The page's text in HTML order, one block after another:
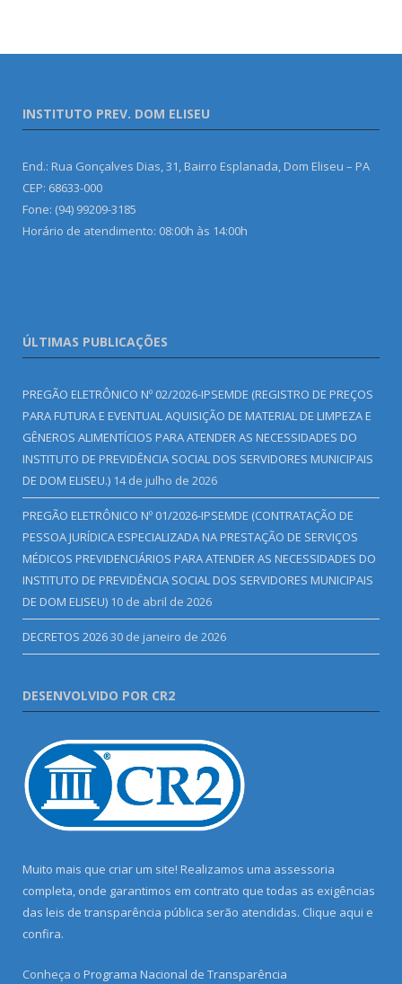
INSTITUTO PREV. DOM ELISEU
End.: Rua Gonçalves Dias, 31, Bairro Esplanada, Dom Eliseu – PA
CEP: 68633-000
Fone: (94) 99209-3185
Horário de atendimento: 08:00h às 14:00h
ÚLTIMAS PUBLICAÇÕES
PREGÃO ELETRÔNICO Nº 02/2026-IPSEMDE (REGISTRO DE PREÇOS
PARA FUTURA E EVENTUAL AQUISIÇÃO DE MATERIAL DE LIMPEZA E
GÊNEROS ALIMENTÍCIOS PARA ATENDER AS NECESSIDADES DO
INSTITUTO DE PREVIDÊNCIA SOCIAL DOS SERVIDORES MUNICIPAIS
DE DOM ELISEU.) 14 de julho de 2026
PREGÃO ELETRÔNICO Nº 01/2026-IPSEMDE (CONTRATAÇÃO DE
PESSOA JURÍDICA ESPECIALIZADA NA PRESTAÇÃO DE SERVIÇOS
MÉDICOS PREVIDENCIÁRIOS PARA ATENDER AS NECESSIDADES DO
INSTITUTO DE PREVIDÊNCIA SOCIAL DOS SERVIDORES MUNICIPAIS
DE DOM ELISEU) 10 de abril de 2026
DECRETOS 202630 de janeiro de 2026
DESENVOLVIDO POR CR2
Muito mais que criar um site! Realizamos uma assessoria
completa, onde garantimos em contrato que todas as exigências
das leis de transparência pública serão atendidas. Clique aqui e
confira.
Conheça o Programa Nacional de Transparência